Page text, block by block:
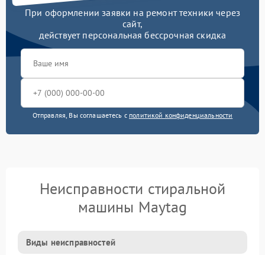
При оформлении заявки на ремонт техники через
сайт,
действует персональная бессрочная скидка
Отправляя, Вы соглашаетесь с политикой конфиденциальности
Неисправности стиральной
машины Maytag
Виды неисправностей